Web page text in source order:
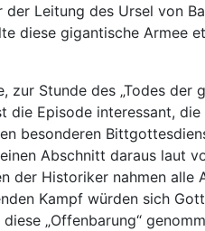
Leitung des Ursel von
diese gigantische Armee
Stunde des „Todes der
Episode interessant,
besonderen
Abschnitt daraus laut
Historiker nahmen alle
Kampf würden sich
„Offenbarung“